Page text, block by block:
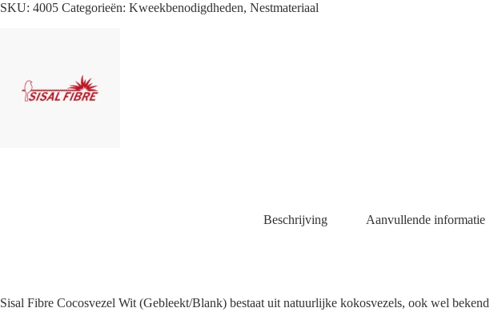
SKU: 4005 Categorieën: Kweekbenodigdheden, Nestmateriaal
Beschrijving Aanvullende informatie
Sisal Fibre Cocosvezel Wit (Gebleekt/Blank) bestaat uit natuurlijke kokosvezels, ook wel